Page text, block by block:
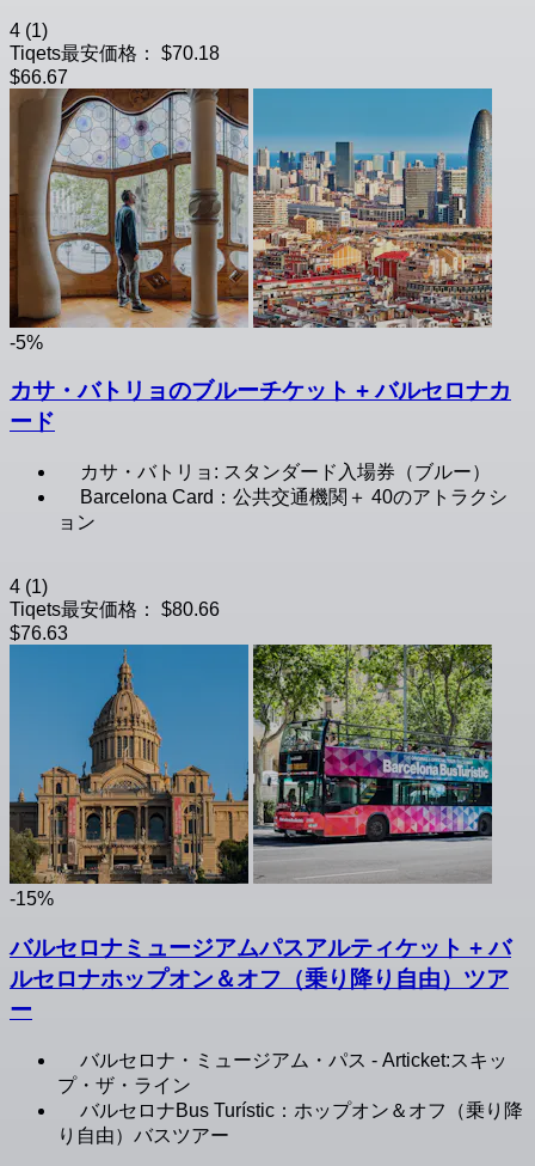
4 (1)
Tiqets最安価格：
$70.18
$66.67
-5%
カサ・バトリョのブルーチケット + バルセロナカ
ード
カサ・バトリョ: スタンダード入場券（ブルー）
Barcelona Card：公共交通機関＋ 40のアトラクシ
ョン
4 (1)
Tiqets最安価格：
$80.66
$76.63
-15%
バルセロナミュージアムパスアルティケット + バ
ルセロナホップオン＆オフ（乗り降り自由）ツア
ー
バルセロナ・ミュージアム・パス - Articket:スキッ
プ・ザ・ライン
バルセロナBus Turístic：ホップオン＆オフ（乗り降
り自由）バスツアー